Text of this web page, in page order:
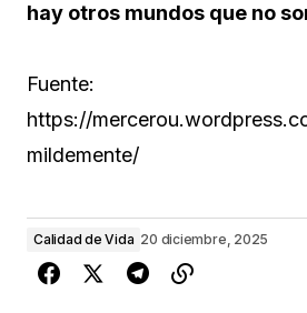
hay otros mundos que no
Fuente:
https://
mildemente/
Calidad de Vida 20 diciembre, 2025